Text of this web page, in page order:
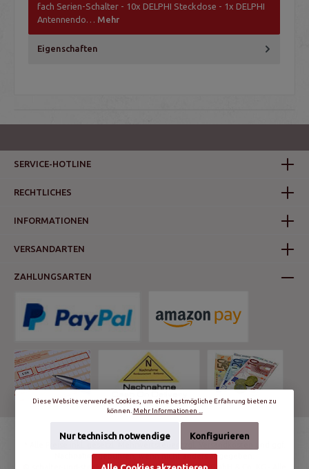
fach Serien-Schalter - 10x DELPHI Steckdose - 1x DELPHI
Antennendo… Mehr
Eigenschaften
SERVICE-HOTLINE
RECHTLICHES
INFORMATIONEN
VERSANDARTEN
ZAHLUNGSARTEN
Nachnahmegebühren, wenn nicht anders angegeben.
© schalter-und-steckdosen.de | World Trading Net GmbH & Co. KG - Alle
Diese Website verwendet Cookies, um eine bestmögliche Erfahrung bieten zu
können. Mehr Informationen ...
Nur technisch notwendige Konfigurieren